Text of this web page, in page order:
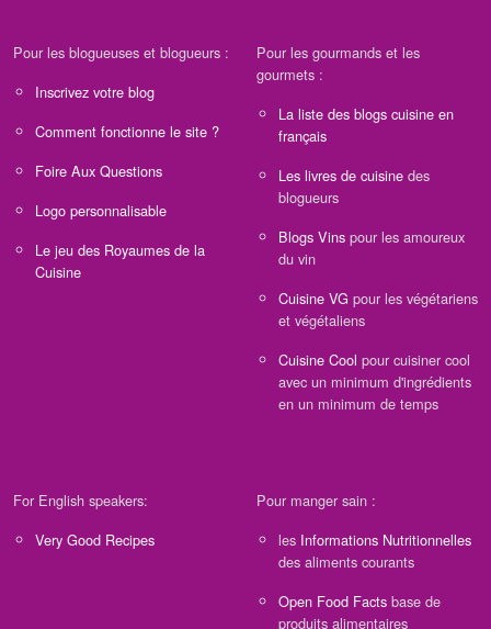
Pour les blogueuses et blogueurs :
Inscrivez votre blog
Comment fonctionne le site ?
Foire Aux Questions
Logo personnalisable
Le jeu des Royaumes de la
Cuisine
Pour les gourmands et les
gourmets :
La liste des blogs cuisine en
français
Les livres de cuisine des
blogueurs
Blogs Vins pour les amoureux
du vin
Cuisine VG pour les végétariens
et végétaliens
Cuisine Cool pour cuisiner cool
avec un minimum d'ingrédients
en un minimum de temps
For English speakers:
Very Good Recipes
Pour manger sain :
les Informations Nutritionnelles
des aliments courants
Open Food Facts base de
produits alimentaires